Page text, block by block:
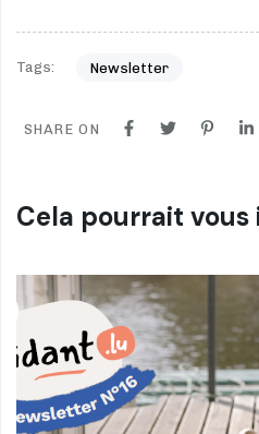
Tags: Newsletter
SHARE ON
Cela pourrait vous